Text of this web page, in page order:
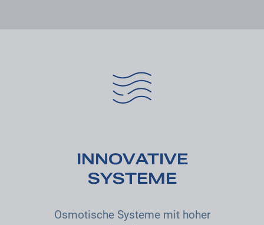
INNOVATIVE
SYSTEME
Osmotische Systeme mit hoher